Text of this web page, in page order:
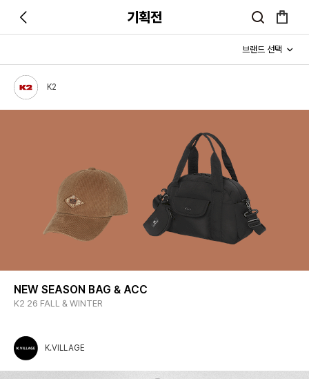
기획전
K2
NEW SEASON BAG & ACC
K2 26 FALL & WINTER
K.VILLAGE